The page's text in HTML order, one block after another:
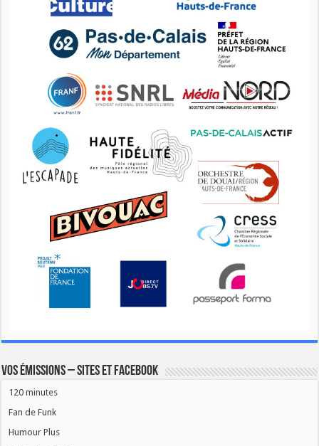
Vos émissions – Sites et Facebook
120 minutes
Fan de Funk
Humour Plus